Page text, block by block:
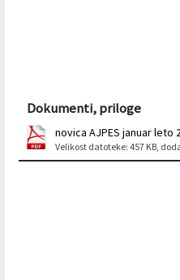
Dokumenti, priloge
novica AJPES januar leto
Velikost datoteke: 457 KB,
Galerija slik
Prostorski akti